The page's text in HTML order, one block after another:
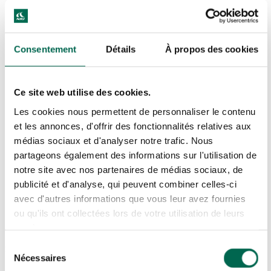
Consentement Détails À propos des cookies
Ce site web utilise des cookies.
Les cookies nous permettent de personnaliser le contenu
et les annonces, d'offrir des fonctionnalités relatives aux
médias sociaux et d'analyser notre trafic. Nous
partageons également des informations sur l'utilisation de
notre site avec nos partenaires de médias sociaux, de
publicité et d'analyse, qui peuvent combiner celles-ci
avec d'autres informations que vous leur avez fournies
ou qu'ils ont collectées lors de votre utilisation de leurs
Nécessaires
JEAN-NICOLAS GAREAU
DIRECTEUR OPÉRATIONS DÉNEIGEMENT
VICE-PRÉSIDENTE FINANCES
OLIVIER LAURIN
DIRECTEUR PROJETS GÉNIE CIVIL
SERGE PERREAULT